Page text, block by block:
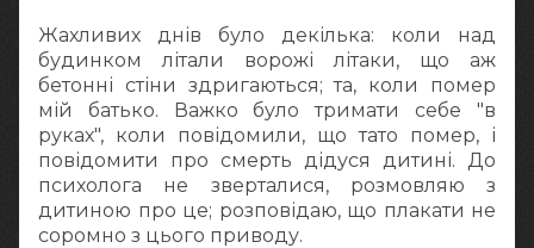
Жахливих днів було декілька: коли над
будинком літали ворожі літаки, що аж
бетонні стіни здригаються; та, коли помер
мій батько. Важко було тримати себе "в
руках", коли повідомили, що тато помер, і
повідомити про смерть дідуся дитині. До
психолога не зверталися, розмовляю з
дитиною про це; розповідаю, що плакати не
соромно з цього приводу.